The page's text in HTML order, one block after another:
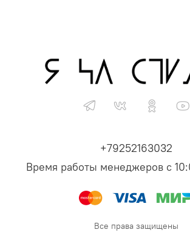
+79252163032
Время работы менеджеров с
Все права защищены